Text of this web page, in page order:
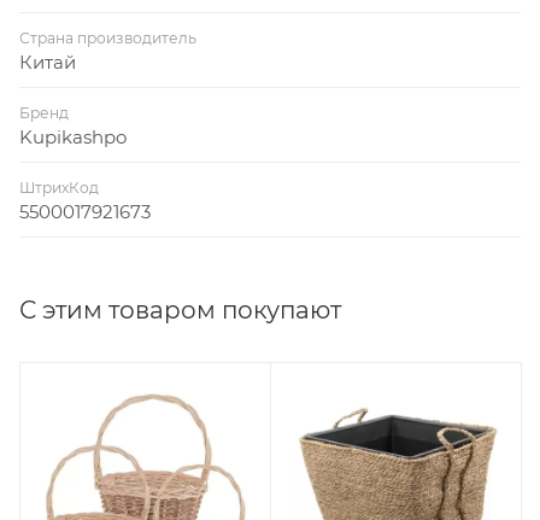
Страна производитель
Китай
Бренд
Kupikashpo
ШтрихКод
5500017921673
С этим товаром покупают